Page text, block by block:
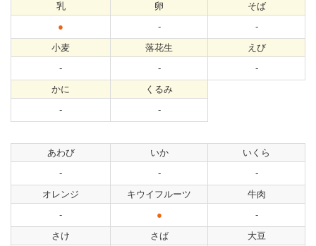
乳
●
卵
-
そば
-
小麦
-
落花生
-
えび
-
かに
-
くるみ
-
あわび
-
いか
-
いくら
-
オレンジ
-
キウイフルーツ
●
牛肉
-
さけ
さば
大豆